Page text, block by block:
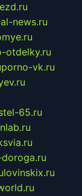
news.ru
otdelky.ru
porno-vk.ru
65.ru
lovinskix.ru